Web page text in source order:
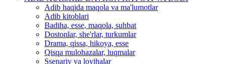
Adib haqida maqola va ma'lumotlar
Adib kitoblari
Badiha, esse, maqola, suhbat
Dostonlar, she'rlar, turkumlar
Drama, qissa, hikoya, esse
Qisqa mulohazalar, luqmalar
Ssenariy va loyihalar